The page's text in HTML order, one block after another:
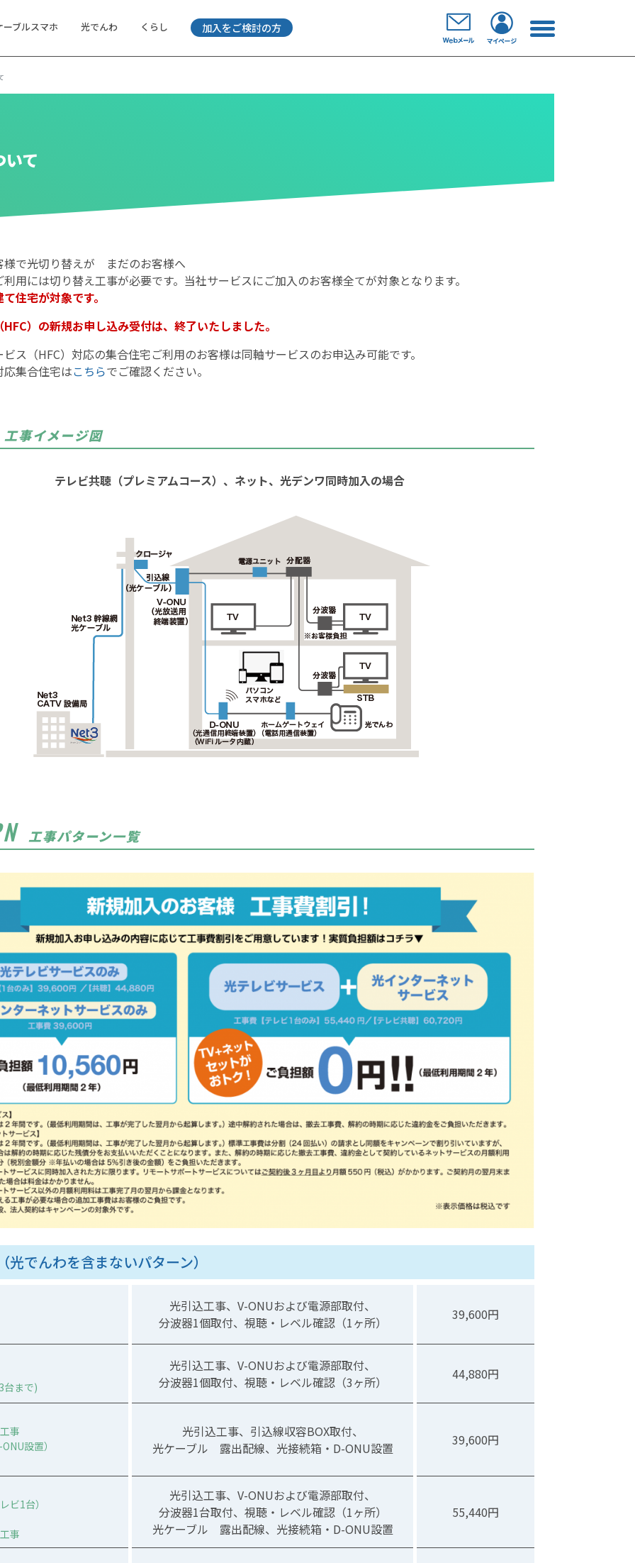
ーブルスマホ 光でんわ くらし 加入をご検討の方
て
様で光切り替えが まだのお客様へ
用には切り替え工事が必要です。当社サービスにご加入のお客様全てが対象となります。
住宅が対象です。
）の新規お申し込み受付は、終了いたしました。
ス（HFC）対応の集合住宅ご利用のお客様は同軸サービスのお申込み可能です。
集合住宅はこちらでご確認ください。
工事イメージ図
テレビ共聴（プレミアムコース）、ネット、光デンワ同時加入の場合
工事パターン一覧
光でんわを含まないパターン）
光引込工事、V-ONUおよび電源部取付、
分波器1個取付、視聴・レベル確認（1ヶ所）
39,600円
台まで)
光引込工事、V-ONUおよび電源部取付、
分波器1個取付、視聴・レベル確認（3ヶ所）
44,880円
事
設置）
光引込工事、引込線収容BOX取付、
光ケーブル 露出配線、光接続箱・D-ONU設置
39,600円
ビ1台）
事
光引込工事、V-ONUおよび電源部取付、
分波器1台取付、視聴・レベル確認（1ヶ所）
光ケーブル 露出配線、光接続箱・D-ONU設置
55,440円